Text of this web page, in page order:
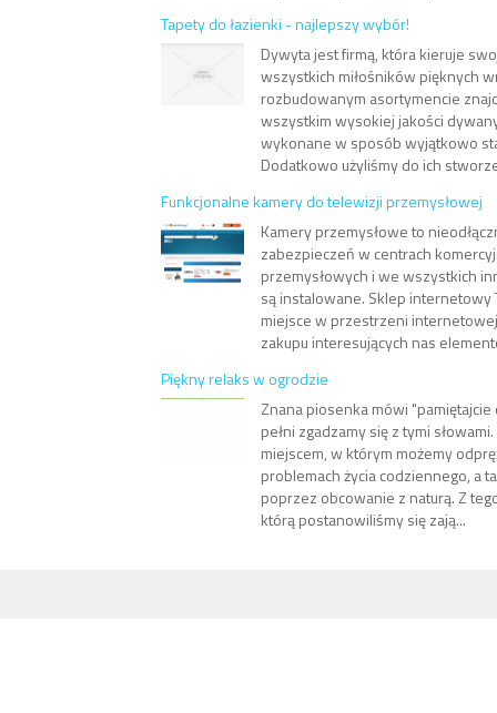
Tapety do łazienki - najlepszy wybór!
Dywyta jest firmą, która kieruje
wszystkich miłośników pięknych
rozbudowanym asortymencie
wszystkim wysokiej jakości
wykonane w sposób wyjątkowo
Dodatkowo użyliśmy do ich
Funkcjonalne kamery do telewizji przemysłowej
Kamery przemysłowe to
zabezpieczeń w centrach
przemysłowych i we wszystkich
są instalowane. Sklep internetowy
miejsce w przestrzeni
zakupu interesujących nas
Piękny relaks w ogrodzie
Znana piosenka mówi
pełni zgadzamy się z tymi
miejscem, w którym możemy
problemach życia codziennego, a
poprzez obcowanie z naturą. Z
którą postanowiliśmy się zają...